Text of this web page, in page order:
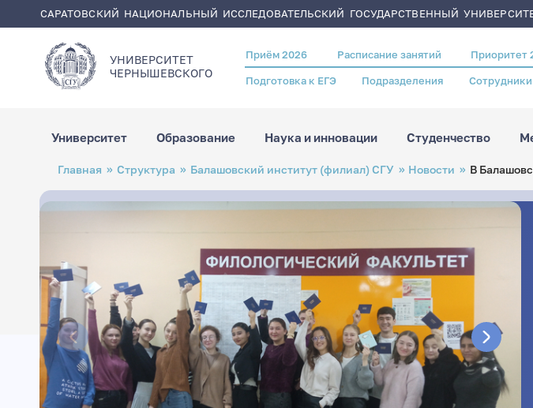
содержанию
САРАТОВСКИЙ НАЦИОНАЛЬНЫЙ ИССЛЕДОВАТЕЛЬСКИЙ ГОСУДАРСТВЕННЫЙ
УНИВЕРСИТЕТ
ЧЕРНЫШЕВСКОГO
Header
menu
Приём 2026 Расписание занятий Приоритет
Подготовка к ЕГЭ Подразделения Сотрудники
Университет Образование Наука и инновации Студенчество
Строка
навигации
Главная Структура Балашовский институт (филиал) СГУ Новости В